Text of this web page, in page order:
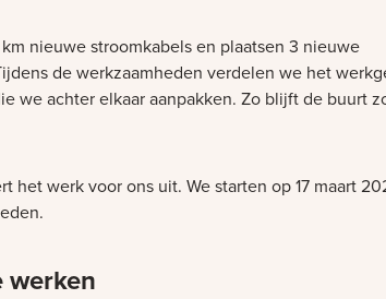
nieuwe stroomkabels en plaatsen 3 nieuwe
de werkzaamheden verdelen we het
we achter elkaar aanpakken. Zo blijft de buurt
het werk voor ons uit. We starten op 17 maart
werken